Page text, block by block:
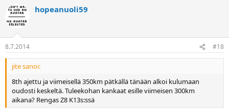
hopeanuoli59
8.7.2014 #18
jite sanoi:
8th ajettu ja viimeisellä 350km pätkällä tänään alkoi kulumaan
oudosti keskeltä. Tuleekohan kankaat esille viimeisen 300km
aikana? Rengas Z8 K13s:ssä